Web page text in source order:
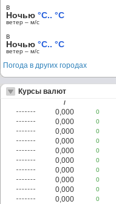
в
Ночью °C.. °C
ветер – м/c
в
Ночью °C.. °C
ветер – м/c
Погода в других городах
Курсы валют
/
0,000 0
0,000
0
0,000
0
0,000
0
0,000
0
0,000
0
0,000
0
0,000
0
0,000
0
0,000
0